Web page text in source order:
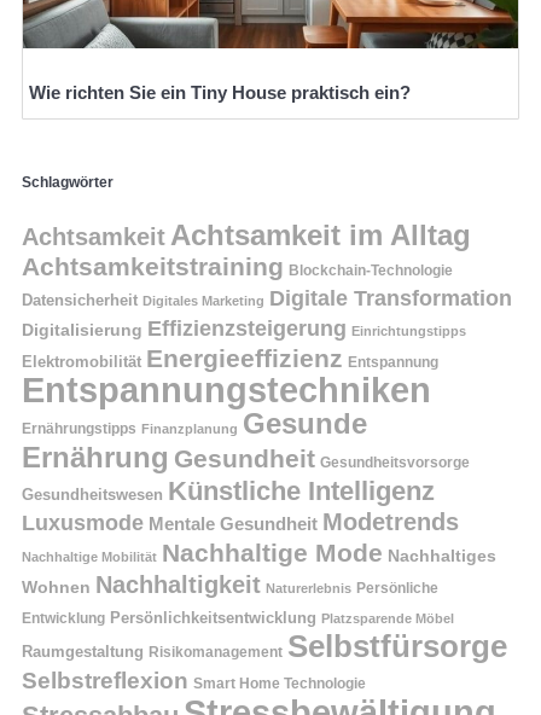
Wie richten Sie ein Tiny House praktisch ein?
Schlagwörter
Achtsamkeit Achtsamkeit im Alltag
Achtsamkeitstraining Blockchain-Technologie
Datensicherheit Digitales Marketing Digitale Transformation
Digitalisierung Effizienzsteigerung Einrichtungstipps
Elektromobilität Energieeffizienz Entspannung
Entspannungstechniken
Ernährungstipps Finanzplanung Gesunde
Ernährung Gesundheit Gesundheitsvorsorge
Gesundheitswesen Künstliche Intelligenz
Luxusmode Mentale Gesundheit Modetrends
Nachhaltige Mobilität Nachhaltige Mode Nachhaltiges
Wohnen Nachhaltigkeit Naturerlebnis Persönliche
Entwicklung Persönlichkeitsentwicklung Platzsparende Möbel
Raumgestaltung Risikomanagement Selbstfürsorge
Selbstreflexion Smart Home Technologie